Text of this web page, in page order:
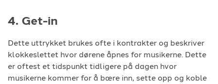
4. Get-in
Dette uttrykket brukes ofte i kontrakter og beskriver
klokkeslettet hvor dørene åpnes for musikerne. Dette
er oftest et tidspunkt tidligere på dagen hvor
musikerne kommer for å bære inn, sette opp og koble